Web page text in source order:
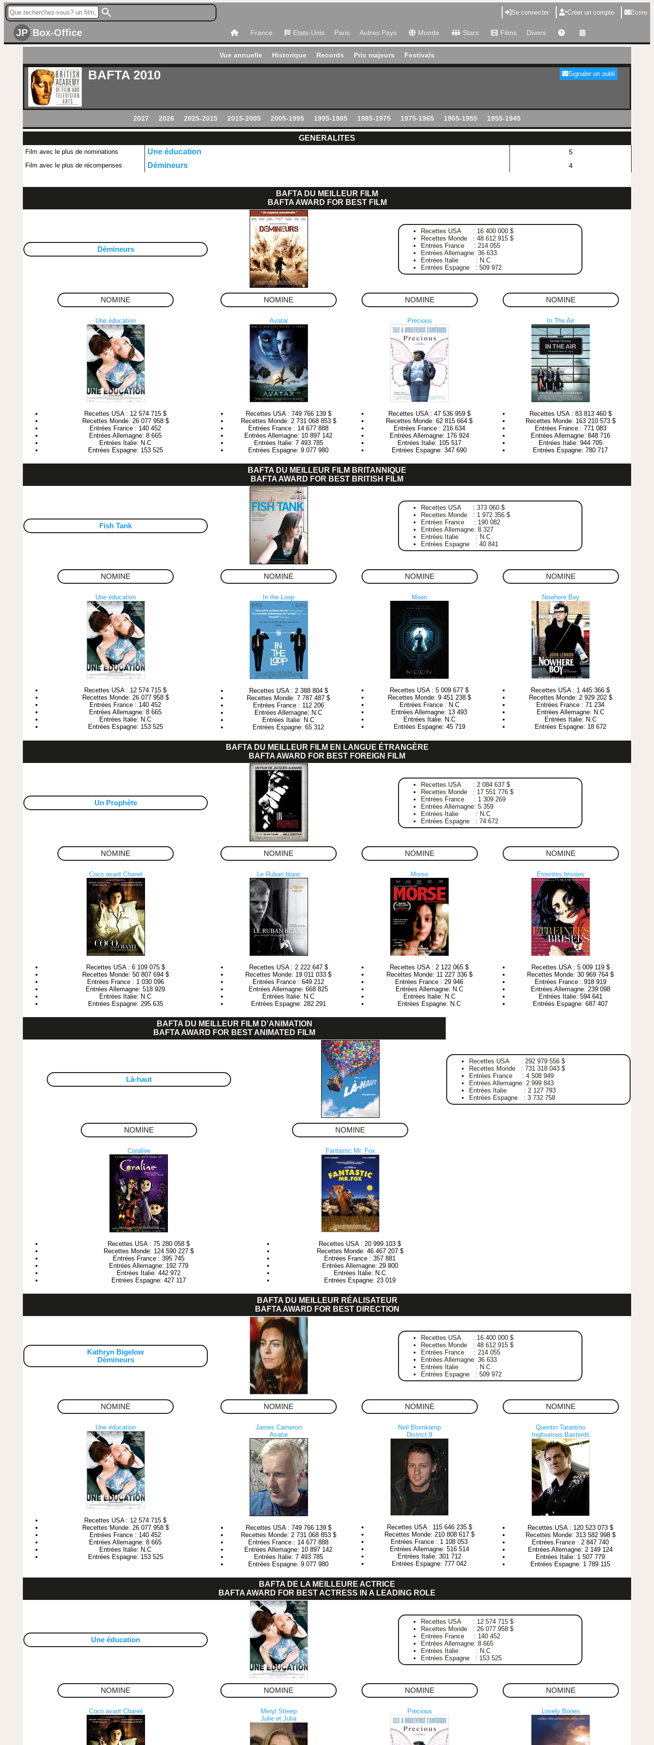
Se connecter Créer un compte Ecrire
JP Box-Office France Etats-Unis Paris Autres Pays Monde Stars Films Divers
Vue annuelle Historique Records Prix majeurs Festivals
BAFTA 2010 Signaler un oubli
2027 2026 2025-2015 2015-2005 2005-1995 1995-1985 1985-1975 1975-1965 1965-1955 1955-1945
GENERALITES
Film avec le plus de nominations Une éducation 5
Film avec le plus de récompenses Démineurs 4
BAFTA DU MEILLEUR FILM
BAFTA AWARD FOR BEST FILM
Démineurs
Recettes USA : 16 400 000 $
Recettes Monde : 48 612 915 $
Entrées France : 214 055
Entrées Allemagne: 36 633
Entrées Italie : N.C
Entrées Espagne : 509 972
NOMINE
Une éducation
Recettes USA : 12 574 715 $
Recettes Monde: 26 077 958 $
Entrées France : 140 452
Entrées Allemagne: 8 665
Entrées Italie: N.C
Entrées Espagne: 153 525
NOMINE
Avatar
Recettes USA : 749 766 139 $
Recettes Monde: 2 731 068 853 $
Entrées France : 14 677 888
Entrées Allemagne: 10 897 142
Entrées Italie: 7 493 785
Entrées Espagne: 9 077 980
NOMINE
Precious
Recettes USA : 47 536 959 $
Recettes Monde: 62 815 664 $
Entrées France : 216 634
Entrées Allemagne: 176 924
Entrées Italie: 105 517
Entrées Espagne: 347 690
NOMINE
In The Air
Recettes USA : 83 813 460 $
Recettes Monde: 163 210 573 $
Entrées France : 771 083
Entrées Allemagne: 848 716
Entrées Italie: 944 705
Entrées Espagne: 780 717
BAFTA DU MEILLEUR FILM BRITANNIQUE
BAFTA AWARD FOR BEST BRITISH FILM
Fish Tank
Recettes USA : 373 060 $
Recettes Monde : 1 972 356 $
Entrées France : 190 082
Entrées Allemagne: 8 327
Entrées Italie : N.C
Entrées Espagne : 40 841
NOMINE
Une éducation
Recettes USA : 12 574 715 $
Recettes Monde: 26 077 958 $
Entrées France : 140 452
Entrées Allemagne: 8 665
Entrées Italie: N.C
Entrées Espagne: 153 525
NOMINE
In the Loop
Recettes USA : 2 388 804 $
Recettes Monde: 7 787 487 $
Entrées France : 112 206
Entrées Allemagne: N.C
Entrées Italie: N.C
Entrées Espagne: 65 312
NOMINE
Moon
Recettes USA : 5 009 677 $
Recettes Monde: 9 451 238 $
Entrées France : N.C
Entrées Allemagne: 13 493
Entrées Italie: N.C
Entrées Espagne: 45 719
NOMINE
Nowhere Boy
Recettes USA : 1 445 366 $
Recettes Monde: 2 929 202 $
Entrées France : 71 234
Entrées Allemagne: N.C
Entrées Italie: N.C
Entrées Espagne: 18 672
BAFTA DU MEILLEUR FILM EN LANGUE ÉTRANGÈRE
BAFTA AWARD FOR BEST FOREIGN FILM
Un Prophète
Recettes USA : 2 084 637 $
Recettes Monde : 17 551 776 $
Entrées France : 1 309 269
Entrées Allemagne: 5 359
Entrées Italie : N.C
Entrées Espagne : 74 672
NOMINE
Coco avant Chanel
Recettes USA : 6 109 075 $
Recettes Monde: 50 807 694 $
Entrées France : 1 030 096
Entrées Allemagne: 518 929
Entrées Italie: N.C
Entrées Espagne: 295 635
NOMINE
Le Ruban blanc
Recettes USA : 2 222 647 $
Recettes Monde: 19 011 033 $
Entrées France : 649 212
Entrées Allemagne: 668 825
Entrées Italie: N.C
Entrées Espagne: 282 291
NOMINE
Morse
Recettes USA : 2 122 065 $
Recettes Monde: 11 227 336 $
Entrées France : 29 946
Entrées Allemagne: N.C
Entrées Italie: N.C
Entrées Espagne: N.C
NOMINE
Etreintes brisées
Recettes USA : 5 009 119 $
Recettes Monde: 30 969 764 $
Entrées France : 918 919
Entrées Allemagne: 239 098
Entrées Italie: 594 641
Entrées Espagne: 687 407
BAFTA DU MEILLEUR FILM D'ANIMATION
BAFTA AWARD FOR BEST ANIMATED FILM
Là-haut
Recettes USA : 292 979 556 $
Recettes Monde : 731 318 043 $
Entrées France : 4 508 949
Entrées Allemagne: 2 999 843
Entrées Italie : 2 127 793
Entrées Espagne : 3 732 758
NOMINE
Coraline
Recettes USA : 75 280 058 $
Recettes Monde: 124 590 227 $
Entrées France : 395 745
Entrées Allemagne: 192 779
Entrées Italie: 442 972
Entrées Espagne: 427 117
NOMINE
Fantastic Mr. Fox
Recettes USA : 20 999 103 $
Recettes Monde: 46 467 207 $
Entrées France : 357 881
Entrées Allemagne: 29 800
Entrées Italie: N.C
Entrées Espagne: 23 019
BAFTA DU MEILLEUR RÉALISATEUR
BAFTA AWARD FOR BEST DIRECTION
Kathryn Bigelow
Démineurs
Recettes USA : 16 400 000 $
Recettes Monde : 48 612 915 $
Entrées France : 214 055
Entrées Allemagne: 36 633
Entrées Italie : N.C
Entrées Espagne : 509 972
NOMINE
Une éducation
Recettes USA : 12 574 715 $
Recettes Monde: 26 077 958 $
Entrées France : 140 452
Entrées Allemagne: 8 665
Entrées Italie: N.C
Entrées Espagne: 153 525
NOMINE
James Cameron
Avatar
Recettes USA : 749 766 139 $
Recettes Monde: 2 731 068 853 $
Entrées France : 14 677 888
Entrées Allemagne: 10 897 142
Entrées Italie: 7 493 785
Entrées Espagne: 9 077 980
NOMINE
Neil Blomkamp
District 9
Recettes USA : 115 646 235 $
Recettes Monde: 210 808 617 $
Entrées France : 1 108 053
Entrées Allemagne: 516 514
Entrées Italie: 301 712
Entrées Espagne: 777 042
NOMINE
Quentin Tarantino
Inglourious Basterds
Recettes USA : 120 523 073 $
Recettes Monde: 313 582 998 $
Entrées France : 2 847 740
Entrées Allemagne: 2 149 124
Entrées Italie: 1 507 779
Entrées Espagne: 1 789 115
BAFTA DE LA MEILLEURE ACTRICE
BAFTA AWARD FOR BEST ACTRESS IN A LEADING ROLE
Une éducation
Recettes USA : 12 574 715 $
Recettes Monde : 26 077 958 $
Entrées France : 140 452
Entrées Allemagne: 8 665
Entrées Italie : N.C
Entrées Espagne : 153 525
NOMINE
Coco avant Chanel
NOMINE
Meryl Streep
Julie et Julia
NOMINE
Precious
NOMINE
Lovely Bones